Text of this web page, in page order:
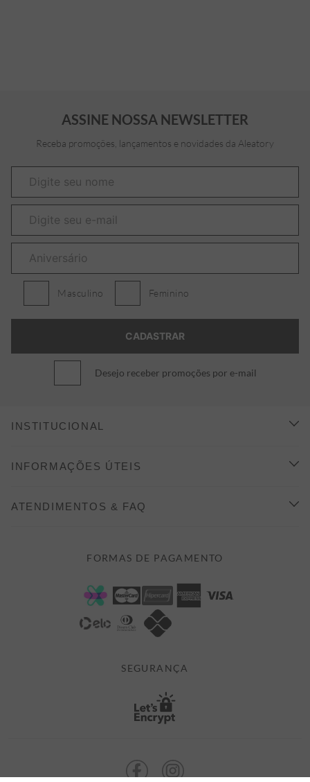
ASSINE NOSSA NEWSLETTER
Receba promoções, lançamentos e novidades da Aleatory
Masculino Feminino
Desejo receber promoções por e-mail
INSTITUCIONAL
CONHEÇA A ALEATORY
INFORMAÇÕES ÚTEIS
FORMAS DE PAGAMENTO
POLÍTICA DE PRIVACIDADE
ATENDIMENTOS & FAQ
ATENDIMENTO@ALEATORYSTORE.COM.BR
FORMAS DE PAGAMENTO
SEGURANÇA